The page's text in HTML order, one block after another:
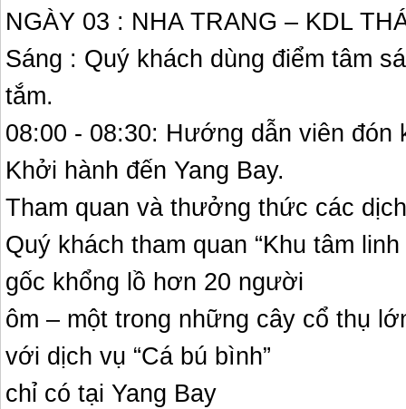
NGÀY 03 : NHA TRANG – KDL
Sáng : Quý khách dùng điểm tâm
tắm.
08:00 - 08:30: Hướng dẫn viên đón
Khởi hành đến Yang Bay.
Tham quan và thưởng thức các
Quý khách tham quan “Khu tâm
gốc khổng lồ hơn 20 người
ôm – một trong những cây cổ thụ
với dịch vụ “Cá bú bình”
chỉ có tại Yang Bay